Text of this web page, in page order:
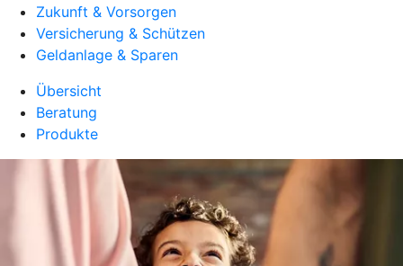
Zukunft & Vorsorgen
Versicherung & Schützen
Geldanlage & Sparen
Übersicht
Beratung
Produkte